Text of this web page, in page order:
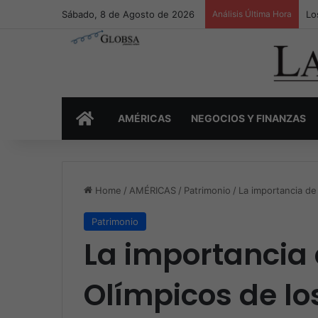
Sábado, 8 de Agosto de 2026 Análisis Última Hora
INICIOAMÉRICAS NEGOCIOS Y FINANZAS
Home / AMÉRICAS / Patrimonio / La importancia
Patrimonio
La importancia
Olímpicos de